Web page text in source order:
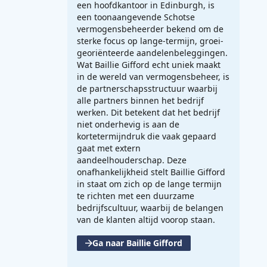
een hoofdkantoor in Edinburgh, is
een toonaangevende Schotse
vermogensbeheerder bekend om de
sterke focus op lange-termijn, groei-
georiënteerde aandelenbeleggingen.
Wat Baillie Gifford echt uniek maakt
in de wereld van vermogensbeheer, is
de partnerschapsstructuur waarbij
alle partners binnen het bedrijf
werken. Dit betekent dat het bedrijf
niet onderhevig is aan de
kortetermijndruk die vaak gepaard
gaat met extern
aandeelhouderschap. Deze
onafhankelijkheid stelt Baillie Gifford
in staat om zich op de lange termijn
te richten met een duurzame
bedrijfscultuur, waarbij de belangen
van de klanten altijd voorop staan.
Ga naar Baillie Gifford